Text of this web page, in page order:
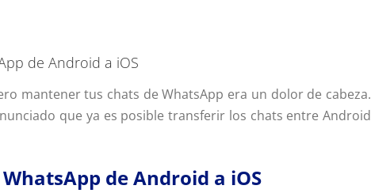
de Android a iOS
mantener tus chats de WhatsApp era un dolor de cabeza.
que ya es posible transferir los chats entre Android
de Android a iOS